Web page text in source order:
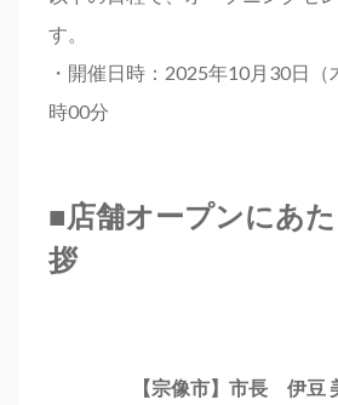
す。
・開催日時：2025年10月30日
時00分
■店舗オープンにあ
拶
【宗像市】市長 伊豆